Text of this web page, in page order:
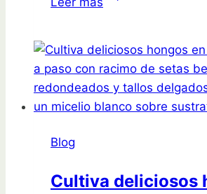
planta
en
casa
con
Blog
Cultiva deliciosos